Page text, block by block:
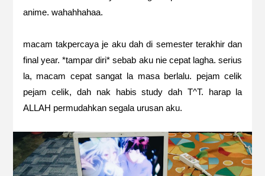
anime. wahahhahaa.
macam takpercaya je aku dah di semester terakhir dan
final year. *tampar diri* sebab aku nie cepat lagha. serius
la, macam cepat sangat la masa berlalu. pejam celik
pejam celik, dah nak habis study dah T^T. harap la
ALLAH permudahkan segala urusan aku.